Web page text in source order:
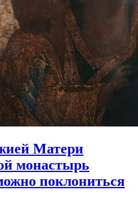
Матери
монастырь
поклониться